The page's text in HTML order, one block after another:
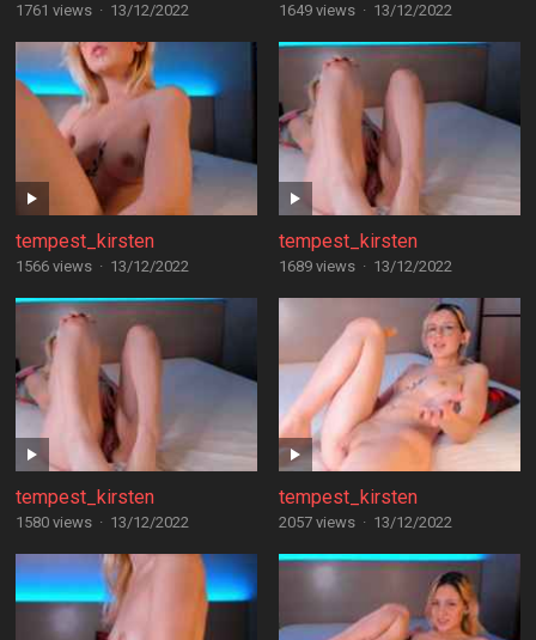
1761 views · 13/12/2022 1649 views · 13/12/2022
tempest_kirsten
1566 views · 13/12/2022
tempest_kirsten
1689 views · 13/12/2022
tempest_kirsten
1580 views · 13/12/2022
tempest_kirsten
2057 views · 13/12/2022